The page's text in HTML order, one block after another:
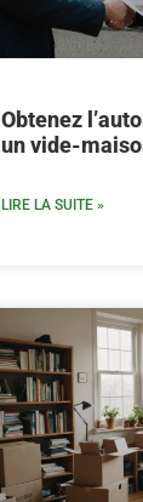
Obtenez
un vide-
LIRE LA SUITE »